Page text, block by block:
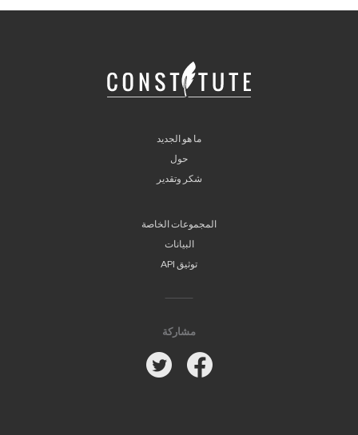
ما هو الجديد
حول
شكر وتقدير
المجموعات الخاصة
البيانات
توثيق API
مشاركة
Facebook